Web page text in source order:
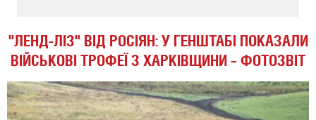
"ЛЕНД-ЛІЗ" ВІД РОСІЯН: У ГЕНШТАБІ ПОКАЗАЛИ
ВІЙСЬКОВІ ТРОФЕЇ З ХАРКІВЩИНИ – ФОТОЗВІТ